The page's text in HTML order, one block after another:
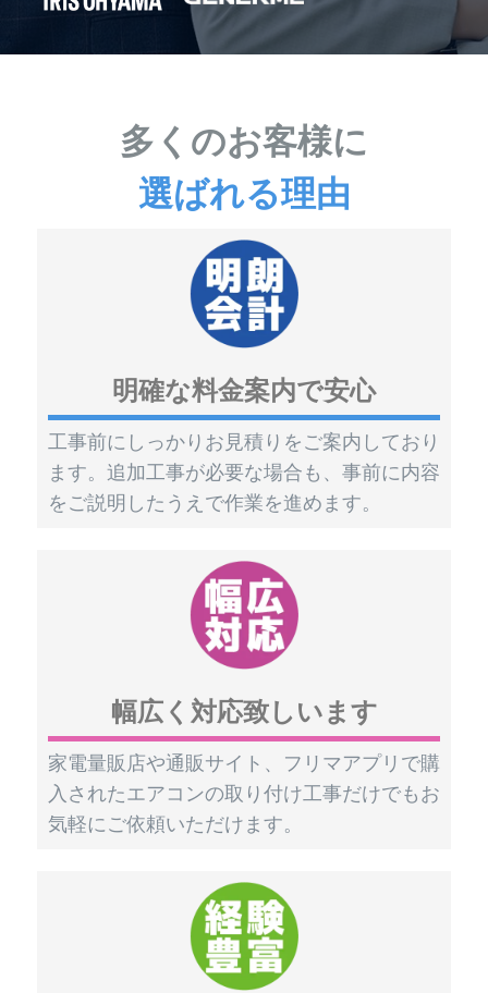
多くのお客様に
選ばれる理由
明確な料金案内で安心
工事前にしっかりお見積りをご案内しており
ます。追加工事が必要な場合も、事前に内容
をご説明したうえで作業を進めます。
幅広く対応致しいます
家電量販店や通販サイト、フリマアプリで購
入されたエアコンの取り付け工事だけでもお
気軽にご依頼いただけます。